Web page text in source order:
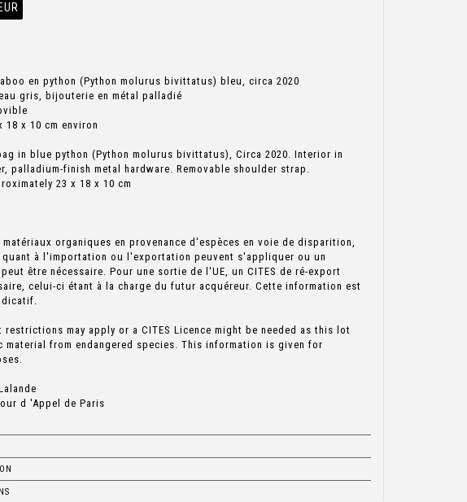
en python (Python molurus bivittatus) bleu, circa 2020
gris, bijouterie en métal palladié
18 x 10 cm environ
in blue python (Python molurus bivittatus), Circa 2020. Interior in
palladium-finish metal hardware. Removable shoulder strap.
23 x 18 x 10 cm
organiques en provenance d'espèces en voie de disparition,
à l'importation ou l'exportation peuvent s'appliquer ou un
être nécessaire. Pour une sortie de l'UE, un CITES de ré-export
celui-ci étant à la charge du futur acquéreur. Cette information est
may apply or a CITES Licence might be needed as this lot
material from endangered species. This information is given for
d 'Appel de Paris